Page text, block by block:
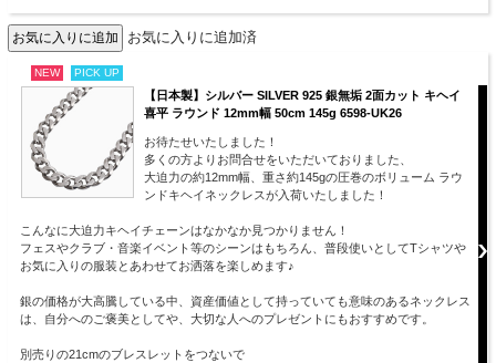
お気に入りに追加済
NEW PICK UP
【日本製】シルバー SILVER 925 銀無垢 2面カット キヘイ
喜平 ラウンド 12mm幅 50cm 145g 6598-UK26
お待たせいたしました！
多くの方よりお問合せをいただいておりました、
大迫力の約12mm幅、重さ約145gの圧巻のボリューム ラウ
ンドキヘイネックレスが入荷いたしました！
こんなに大迫力キヘイチェーンはなかなか見つかりません！
フェスやクラブ・音楽イベント等のシーンはもちろん、普段使いとしてTシャツや
お気に入りの服装とあわせてお洒落を楽しめます♪
銀の価格が大高騰している中、資産価値として持っていても意味のあるネックレス
は、自分へのご褒美としてや、大切な人へのプレゼントにもおすすめです。
別売りの21cmのブレスレットをつないで